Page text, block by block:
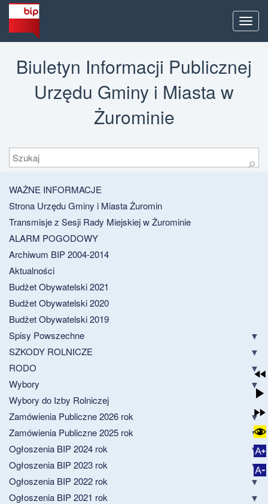
Menu
Biuletyn Informacji Publicznej
Urzędu Gminy i Miasta w
Żurominie
Szukaj
⚲
WAŻNE INFORMACJE
Strona Urzędu Gminy i Miasta Żuromin
Transmisje z Sesji Rady Miejskiej w Żurominie
ALARM POGODOWY
Archiwum BIP 2004-2014
Aktualności
Budżet Obywatelski 2021
Budżet Obywatelski 2020
Budżet Obywatelski 2019
Spisy Powszechne
SZKODY ROLNICZE
RODO
Wybory
Wybory do Izby Rolniczej
Zamówienia Publiczne 2026 rok
Zamówienia Publiczne 2025 rok
Ogłoszenia BIP 2024 rok
Ogłoszenia BIP 2023 rok
Ogłoszenia BIP 2022 rok
Ogłoszenia BIP 2021 rok